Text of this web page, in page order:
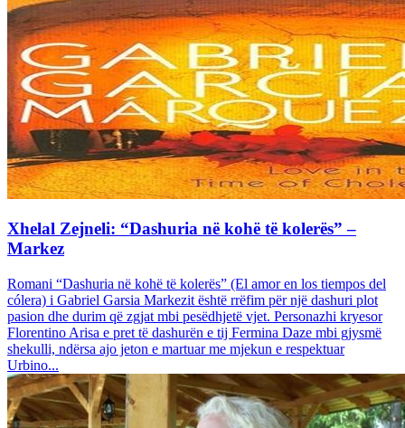
Xhelal Zejneli: “Dashuria në kohë të kolerës” –
Markez
Romani “Dashuria në kohë të kolerës” (El amor en los tiempos del
cólera) i Gabriel Garsia Markezit është rrëfim për një dashuri plot
pasion dhe durim që zgjat mbi pesëdhjetë vjet. Personazhi kryesor
Florentino Arisa e pret të dashurën e tij Fermina Daze mbi gjysmë
shekulli, ndërsa ajo jeton e martuar me mjekun e respektuar
Urbino...